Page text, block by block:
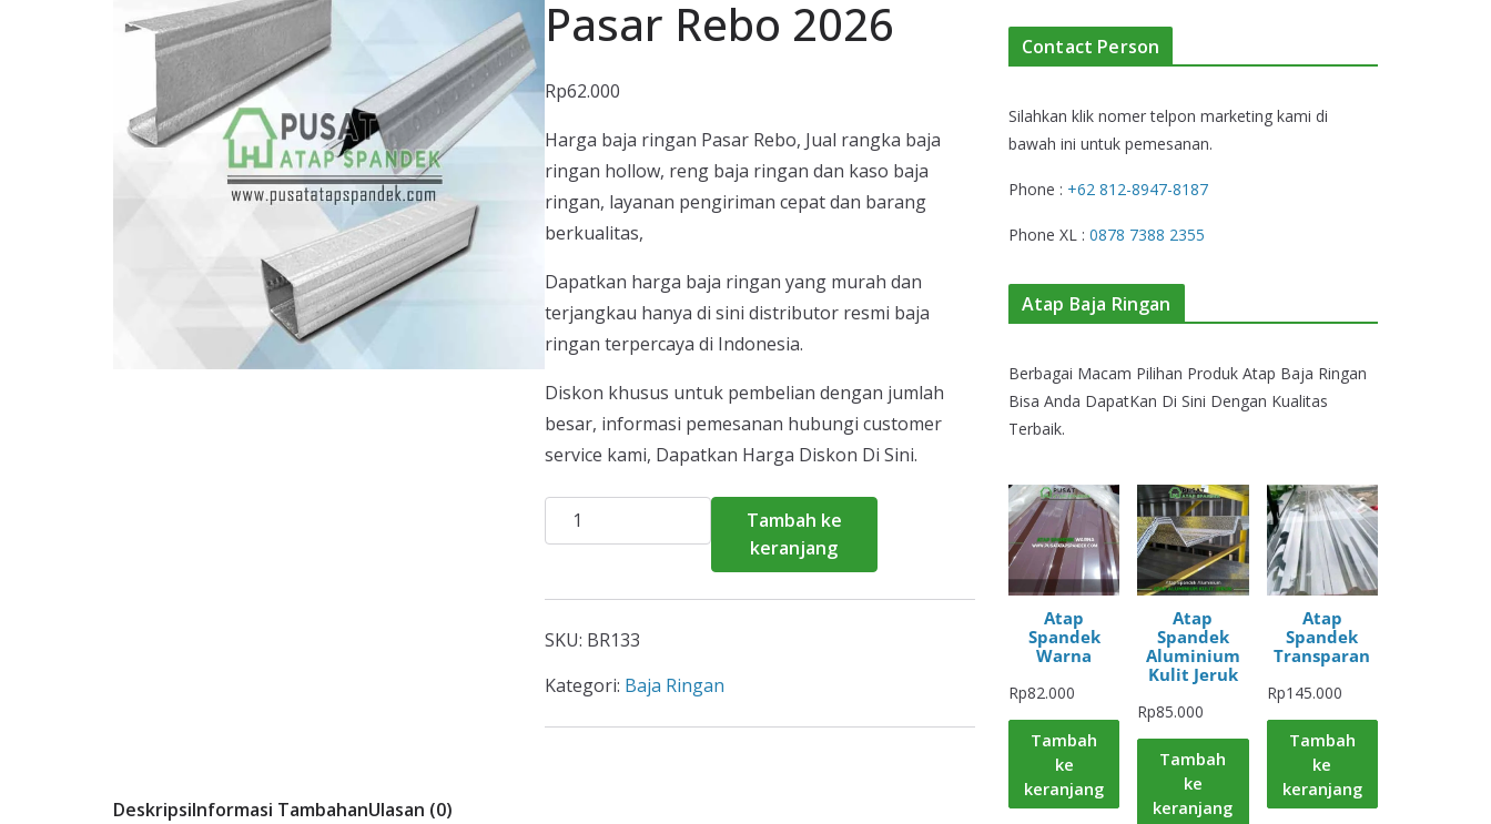
Pasar Rebo 2026
Rp62.000
Harga baja ringan Pasar Rebo, Jual rangka baja
ringan hollow, reng baja ringan dan kaso baja
ringan, layanan pengiriman cepat dan barang
berkualitas,
Dapatkan harga baja ringan yang murah dan
terjangkau hanya di sini distributor resmi baja
ringan terpercaya di Indonesia.
Diskon khusus untuk pembelian dengan jumlah
besar, informasi pemesanan hubungi customer
service kami, Dapatkan Harga Diskon Di Sini.
Kuantitas
Harga
Rebo
2026
Tambah ke
keranjang
SKU: BR133
Kategori: Baja Ringan
DeskripsiInformasi TambahanUlasan (0)
Contact Person
Silahkan klik nomer telpon marketing kami di
bawah ini untuk pemesanan.
Phone : +62 812-8947-8187
Phone XL : 0878 7388 2355
Atap Baja Ringan
Berbagai Macam Pilihan Produk Atap Baja Ringan
Bisa Anda DapatKan Di Sini Dengan Kualitas
Terbaik.
Atap
Spandek
Warna
Rp82.000
Tambah
ke
keranjang
Atap
Spandek
Aluminium
Kulit Jeruk
Rp85.000
Tambah
ke
keranjang
Atap
Spandek
Transparan
Rp145.000
Tambah
ke
keranjang